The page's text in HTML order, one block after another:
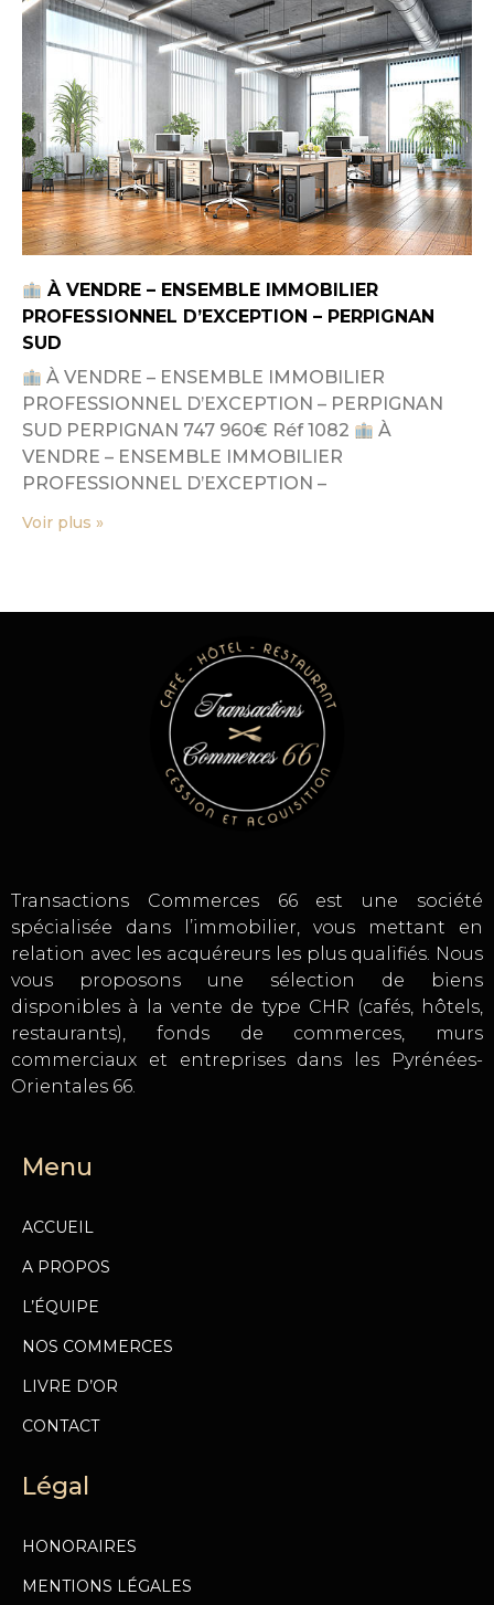
À VENDRE – ENSEMBLE IMMOBILIER
PROFESSIONNEL D’EXCEPTION – PERPIGNAN
SUD
À VENDRE – ENSEMBLE IMMOBILIER
PROFESSIONNEL D’EXCEPTION – PERPIGNAN
SUD PERPIGNAN 747 960€ Réf 1082
À
VENDRE – ENSEMBLE IMMOBILIER
PROFESSIONNEL D’EXCEPTION –
Voir plus »
Transactions Commerces 66 est une société
spécialisée dans l’immobilier, vous mettant en
relation avec les acquéreurs les plus qualifiés. Nous
vous proposons une sélection de biens
disponibles à la vente de type CHR (cafés, hôtels,
restaurants), fonds de commerces, murs
commerciaux et entreprises dans les Pyrénées-
Orientales 66.
Menu
ACCUEIL
A PROPOS
L’ÉQUIPE
NOS COMMERCES
LIVRE D’OR
CONTACT
Légal
HONORAIRES
MENTIONS LÉGALES